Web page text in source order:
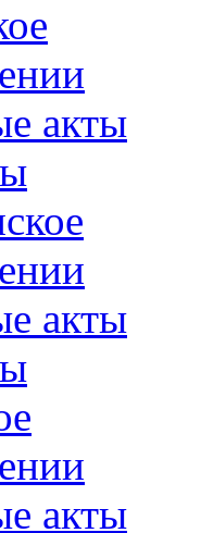
акты
акты
акты